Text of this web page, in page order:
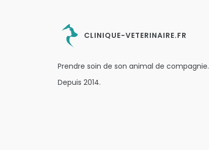
CLINIQUE-VETERINAIRE.FR
Prendre soin de son animal de compagnie.
Depuis 2014.